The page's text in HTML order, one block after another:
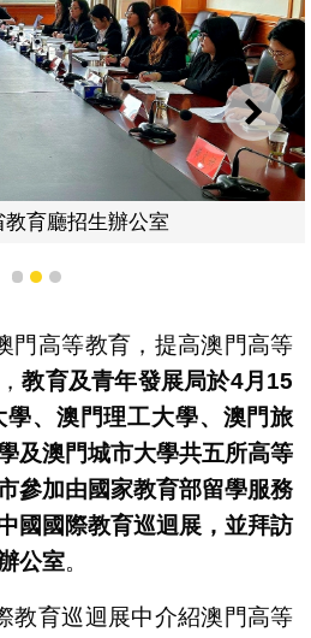
下一
教育廳招生辦公室
1 2 3
門高等教育，提高澳門高等
教育及青年發展局於4月15
學、澳門理工大學、澳門旅
及澳門城市大學共五所高等
參加由國家教育部留學服務
國國際教育巡迴展，並拜訪
公室。
教育巡迴展中介紹澳門高等